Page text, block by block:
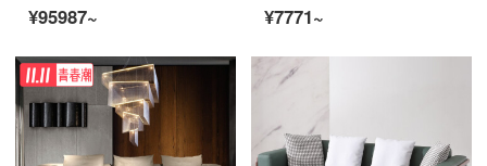
¥95987~
¥7771~